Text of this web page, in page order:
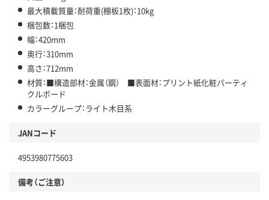
最大積載質量：耐荷重(棚板1枚)：10kg
梱包数：1梱包
幅：420mm
奥行：310mm
高さ：712mm
材質：■構造部材：金属（鋼） ■表面材：プリント紙化粧パーティ
クルボード
カラーグループ：ライト木目系
JANコード
4953980775603
備考（ご注意）